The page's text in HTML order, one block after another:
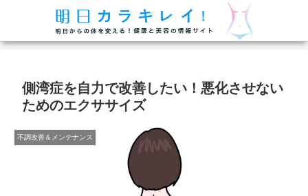
側湾症を自力で改善したい！悪化させない
ためのエクササイズ
不調改善＆メンテナンス